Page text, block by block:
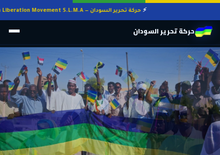
حركة تحرير السودان — Sudan Liberation Movement S.L.M.A
حركة تحرير السودان